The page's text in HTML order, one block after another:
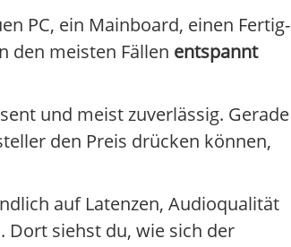
PC, ein Mainboard, einen Fertig-
den meisten Fällen entspannt
und meist zuverlässig. Gerade
den Preis drücken können,
auf Latenzen, Audioqualität
Dort siehst du, wie sich der